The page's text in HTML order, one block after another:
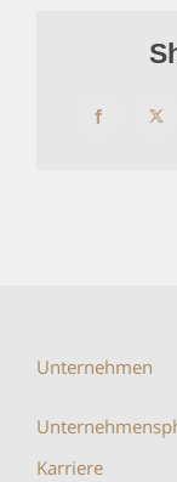
FacebookX
Unternehmen
Karriere